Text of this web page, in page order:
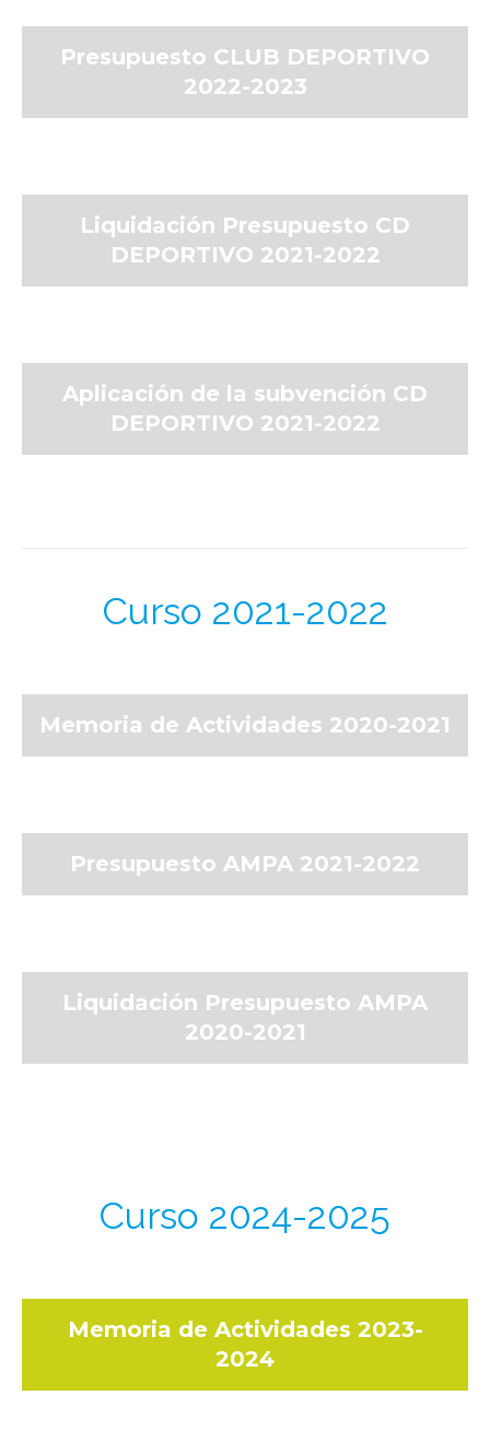
Presupuesto CLUB DEPORTIVO
2022-2023
Liquidación Presupuesto CD
DEPORTIVO 2021-2022
Aplicación de la subvención CD
DEPORTIVO 2021-2022
Curso 2021-2022
Memoria de Actividades 2020-2021
Presupuesto AMPA 2021-2022
Liquidación Presupuesto AMPA
2020-2021
Curso 2024-2025
Memoria de Actividades 2023-
2024